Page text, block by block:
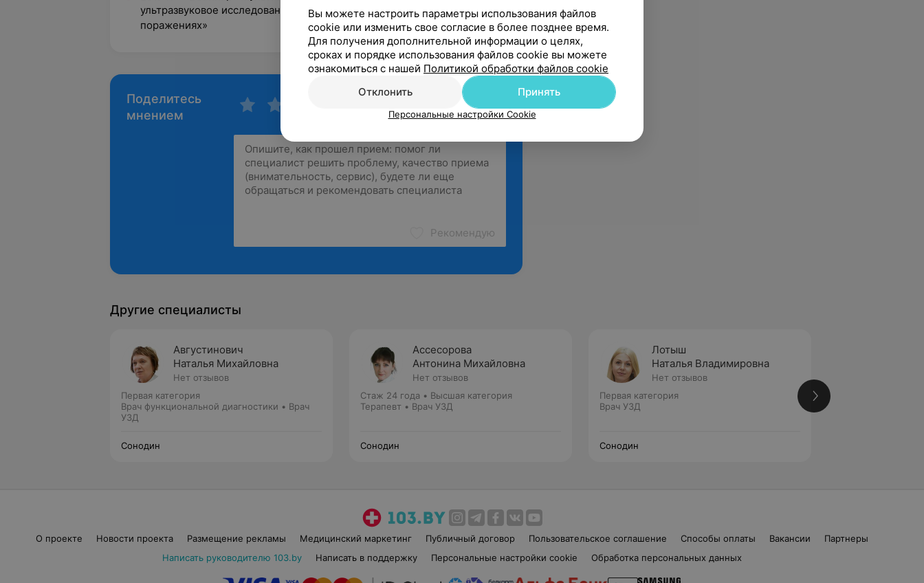
ультразвуковое исследование поджелудочной железы при опухолевых
поражениях»
Поделитесь
мнением
Рекомендую
Другие специалисты
Августинович
Наталья Михайловна
Нет отзывов
Первая категория
Врач функциональной диагностики • Врач
УЗД
Сонодин
Ассесорова
Антонина Михайловна
Нет отзывов
Стаж 24 года • Высшая категория
Терапевт • Врач УЗД
Сонодин
Лотыш
Наталья Владимировна
Нет отзывов
Первая категория
Врач УЗД
Сонодин
О проекте Новости проекта Размещение рекламы Медицинский маркетинг Публичный договор Пользовательское соглашение Способы оплаты Вакансии
Партнеры
Написать руководителю 103.by
Написать в поддержку Персональные настройки cookie Обработка персональных данных
Вы можете настроить параметры использования файлов
cookie или изменить свое согласие в более позднее время.
Для получения дополнительной информации о целях,
сроках и порядке использования файлов cookie вы можете
ознакомиться с нашей Политикой обработки файлов cookie
Отклонить
Принять
Персональные настройки Cookie